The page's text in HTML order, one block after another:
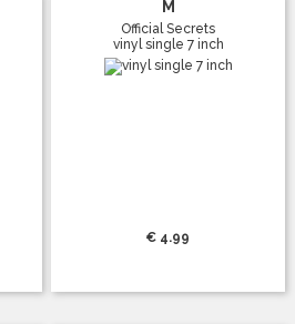
M
Official Secrets
vinyl single 7 inch
€ 4.99